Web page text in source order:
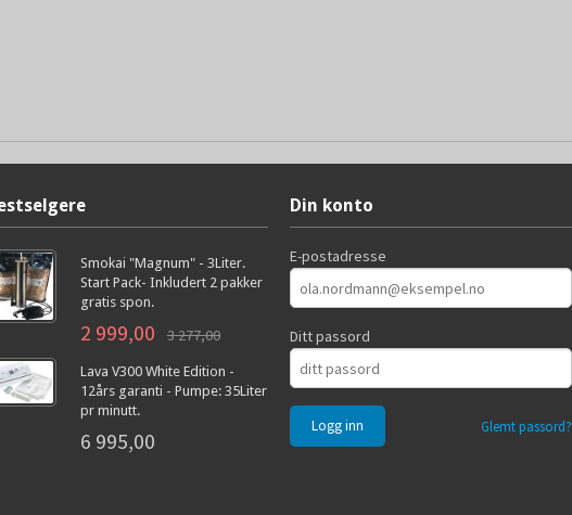
Smokai "Magnum" - 3Liter.
Start Pack- Inkludert 2 pakker
gratis spon.
2 999,00 3 277,00
Lava V300 White Edition -
12års garanti - Pumpe: 35Liter
pr minutt.
6 995,00
Din konto
E-postadresse
Ditt passord
Glemt passord?